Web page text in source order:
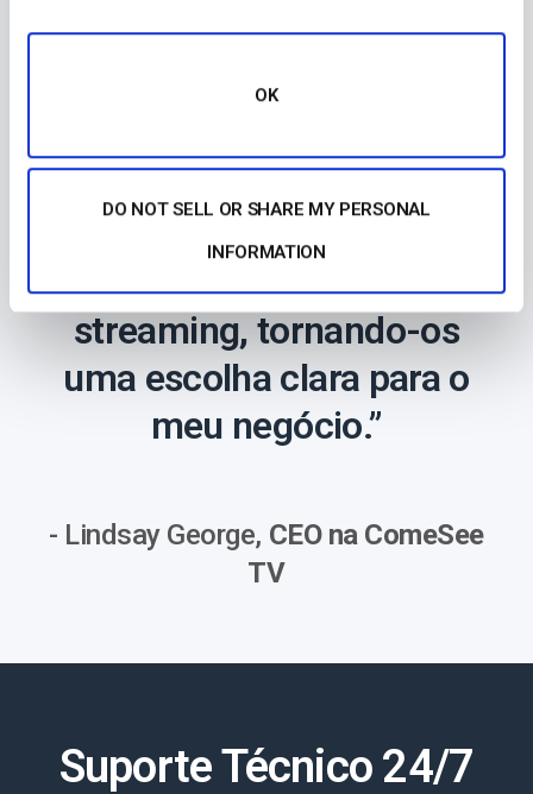
OK
DO NOT SELL OR SHARE MY PERSONAL
INFORMATION
bom em comparação com
outros fornecedores de
streaming, tornando-os
uma escolha clara para o
meu negócio.”
- Lindsay George, CEO na ComeSee
TV
Suporte Técnico 24/7